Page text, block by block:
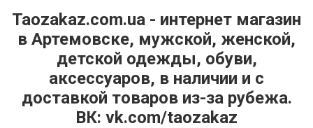
Taozakaz.com.ua - интернет магазин
в Артемовске, мужской, женской,
детской одежды, обуви,
аксессуаров, в наличии и с
доставкой товаров из-за рубежа.
ВК: vk.com/taozakaz